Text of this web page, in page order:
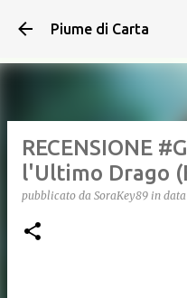
Passa ai
Piume di Carta
RECENSIONE
l'Ultimo Drago
pubblicato da SoraKey89 in data